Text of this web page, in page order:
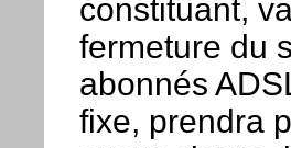
constituant,
fermeture du
abonnés
fixe, prendra